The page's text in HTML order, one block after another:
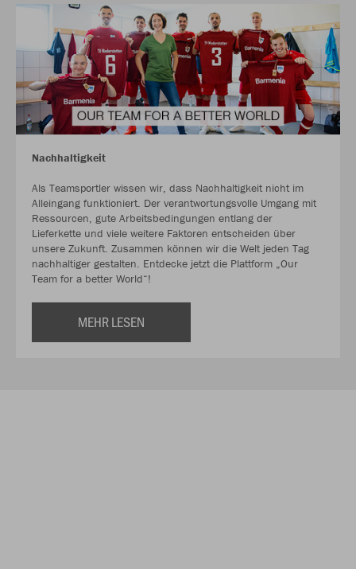
Nachhaltigkeit
Als Teamsportler wissen wir, dass Nachhaltigkeit nicht im
Alleingang funktioniert. Der verantwortungsvolle Umgang mit
Ressourcen, gute Arbeitsbedingungen entlang der
Lieferkette und viele weitere Faktoren entscheiden über
unsere Zukunft. Zusammen können wir die Welt jeden Tag
nachhaltiger gestalten. Entdecke jetzt die Plattform „Our
Team for a better World“!
MEHR LESEN